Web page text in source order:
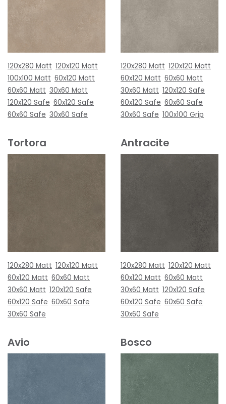
120x280 Matt 120x120 Matt
100x100 Matt 60x120 Matt
60x60 Matt 30x60 Matt
120x120 Safe 60x120 Safe
60x60 Safe 30x60 Safe
120x280 Matt 120x120 Matt
60x120 Matt 60x60 Matt
30x60 Matt 120x120 Safe
60x120 Safe 60x60 Safe
30x60 Safe 100x100 Grip
Tortora
120x280 Matt 120x120 Matt
60x120 Matt 60x60 Matt
30x60 Matt 120x120 Safe
60x120 Safe 60x60 Safe
30x60 Safe
Antracite
120x280 Matt 120x120 Matt
60x120 Matt 60x60 Matt
30x60 Matt 120x120 Safe
60x120 Safe 60x60 Safe
30x60 Safe
Avio Bosco